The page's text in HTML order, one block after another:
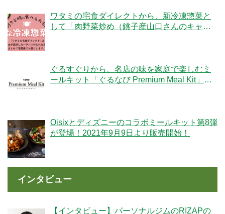
ワタミの宅食ダイレクトから、新冷凍惣菜と
して「肉野菜炒め（銚子産山口さんのキャベ
ぐるすぐりから、名店の味を家庭で楽しむミ
ールキット「ぐるなび Premium Meal Kit」シ
Oisixとディズニーのコラボミールキット第8弾
が登場！2021年9月9日より販売開始！
インタビュー
【インタビュー】パーソナルジムのRIZAPの